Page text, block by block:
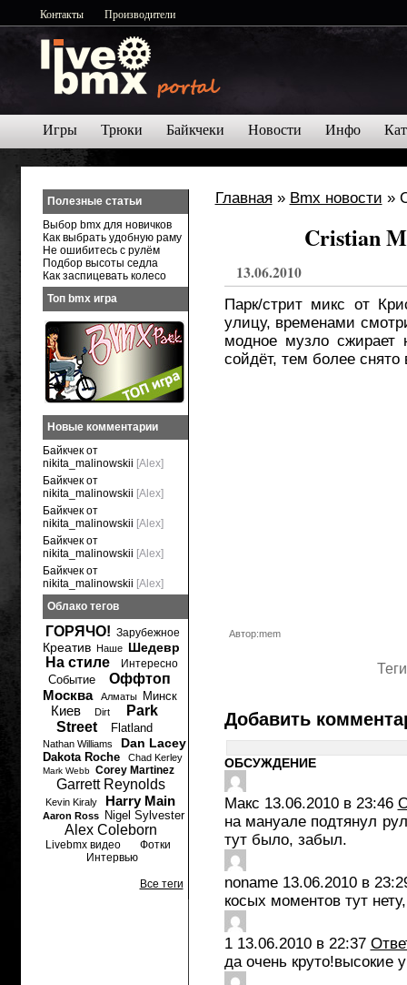
Контакты Производители
Игры Трюки Байкчеки Новости Инфо
Главная » Bmx новости »
Cristian
13.06.2010
Парк/стрит микс от
улицу, временами
модное музло сжирает
сойдёт, тем более снято
Автор:mem
Добавить
ОБСУЖДЕНИЕ
Макс 13.06.2010 в 23:46
на мануале подтянул
тут было, забыл.
noname 13.06.2010 в
косых моментов тут
1 13.06.2010 в 22:37
да очень круто!высокие
Полезные статьи
Выбор bmx для новичков
Как выбрать удобную раму
Не ошибитесь с рулём
Подбор высоты седла
Как заспицевать колесо
Топ bmx игра
Новые комментарии
Байкчек от
nikita_malinowskii [Alex]
Байкчек от
nikita_malinowskii [Alex]
Байкчек от
nikita_malinowskii [Alex]
Байкчек от
nikita_malinowskii [Alex]
Байкчек от
nikita_malinowskii [Alex]
Облако тегов
ГОРЯЧО! Зарубежное
Креатив Наше Шедевр
На стиле Интересно
Событие
Оффтоп
Москва
Алматы Минск
Киев Dirt
Park
Street
Flatland
Nathan Williams Dan Lacey
Dakota Roche Chad Kerley
Mark Webb Corey Martinez
Garrett Reynolds
Kevin Kiraly Harry Main
Aaron Ross Nigel Sylvester
Alex Coleborn
Livebmx видео
Фотки
Интервью
Все теги